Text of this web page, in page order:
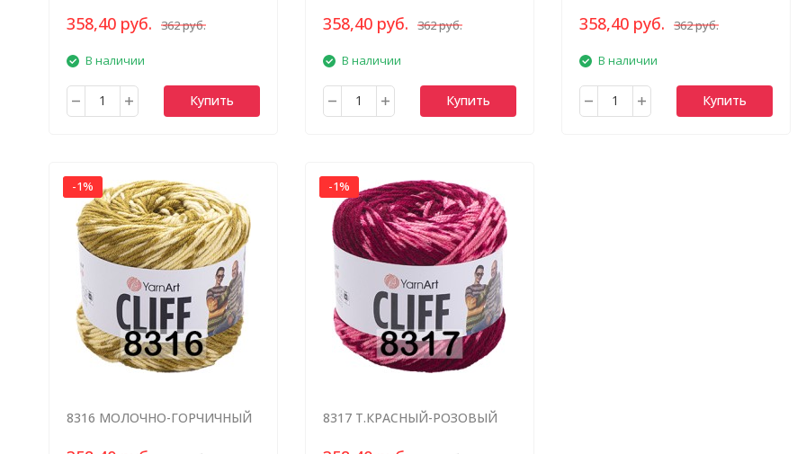
358,40 руб. 362 руб.
В наличии
Купить
358,40 руб. 362 руб.
В наличии
Купить
358,40 руб. 362 руб.
В наличии
Купить
-1%
8316 МОЛОЧНО-ГОРЧИЧНЫЙ
-1%
8317 Т.КРАСНЫЙ-РОЗОВЫЙ